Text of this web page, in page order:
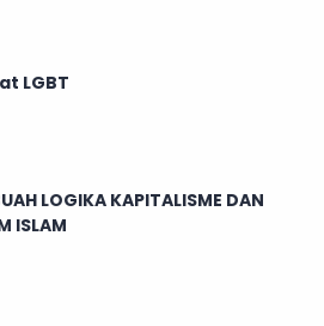
LGBT
LOGIKA KAPITALISME DAN
ISLAM